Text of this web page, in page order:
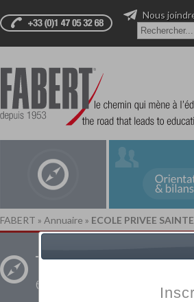
Nous
FABERT » Annuaire » ECOLE PRIVEE
Trouver un
établissement